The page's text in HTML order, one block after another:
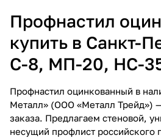
Профнастил
купить в Санкт-
С-8, МП-20, НС-
Профнастил оцинкованный в
Металл» (ООО «Металл Трейд») —
заказа. Предлагаем стеновой,
несущий профлист российского